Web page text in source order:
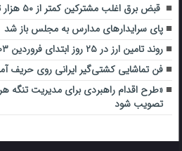
قبض برق اغلب مشترکین کمتر از ۵۰ هزار تومان است
پای سرایدارهای مدارس به مجلس باز شد
روند تامین ارز در ۲۵ روز ابتدای فروردین ۱۴۰۳
فن تماشایی کشتی‌گیر ایرانی روی حریف
«طرح اقدام راهبردی برای مدیریت تنگه
تصویب شود